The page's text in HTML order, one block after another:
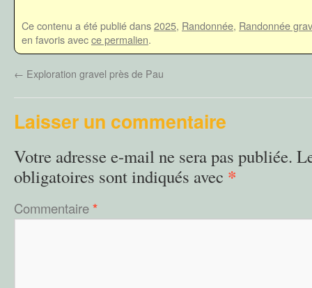
Ce contenu a été publié dans2025, Randonnée, Randonnée
en favoris avecce permalien.
← Exploration gravel près de Pau
Laisser un commentaire
Votre adresse e-mail ne sera pas publiée.
obligatoires sont indiqués avec *
Commentaire*